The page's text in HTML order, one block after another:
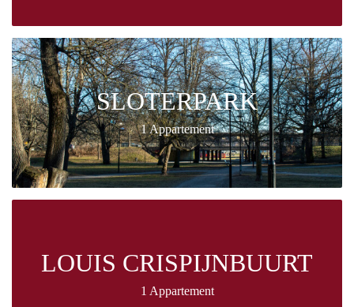
SLOTERPARK
1 Appartement
LOUIS CRISPIJNBUURT
1 Appartement